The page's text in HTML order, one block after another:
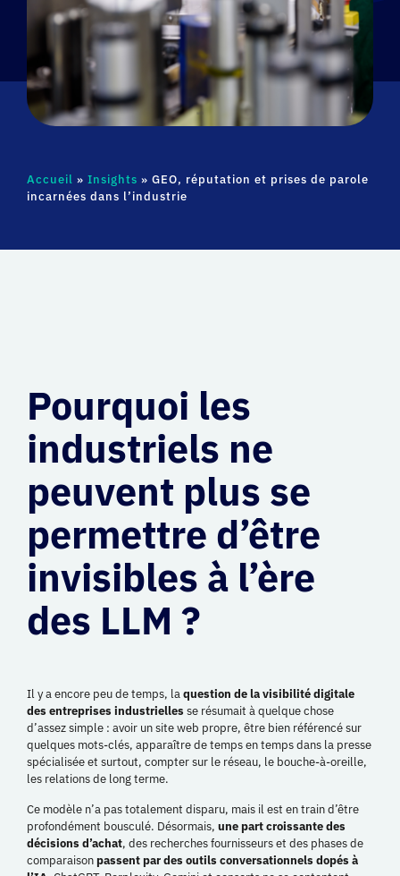
Accueil » Insights » GEO, réputation et prises de parole
incarnées dans l’industrie
Pourquoi les
industriels ne
peuvent plus se
permettre d’être
invisibles à l’ère
des LLM ?
Il y a encore peu de temps, laquestion de la visibilité digitale
des entreprises industrielles se résumait à quelque chose
d’assez simple : avoir un site web propre, être bien référencé sur
quelques mots-clés, apparaître de temps en temps dans la presse
spécialisée et surtout, compter sur le réseau, le bouche-à-oreille,
les relations de long terme.
Ce modèle n’a pas totalement disparu, mais il est en train d’être
profondément bousculé. Désormais, une part croissante des
décisions d’achat, des recherches fournisseurs et des phases de
comparaisonpassent par des outils conversationnels dopés à